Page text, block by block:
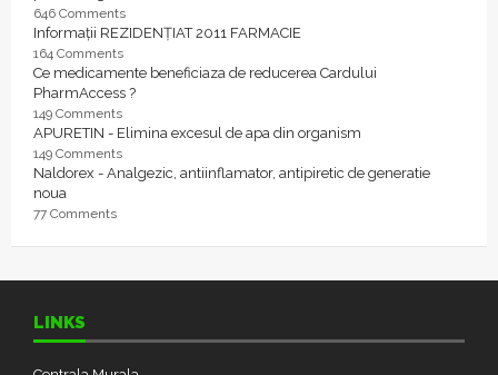
646 Comments
Informații REZIDENȚIAT 2011 FARMACIE
164 Comments
Ce medicamente beneficiaza de reducerea Cardului
PharmAccess ?
149 Comments
APURETIN - Elimina excesul de apa din organism
149 Comments
Naldorex - Analgezic, antiinflamator, antipiretic de generatie
noua
77 Comments
LINKS